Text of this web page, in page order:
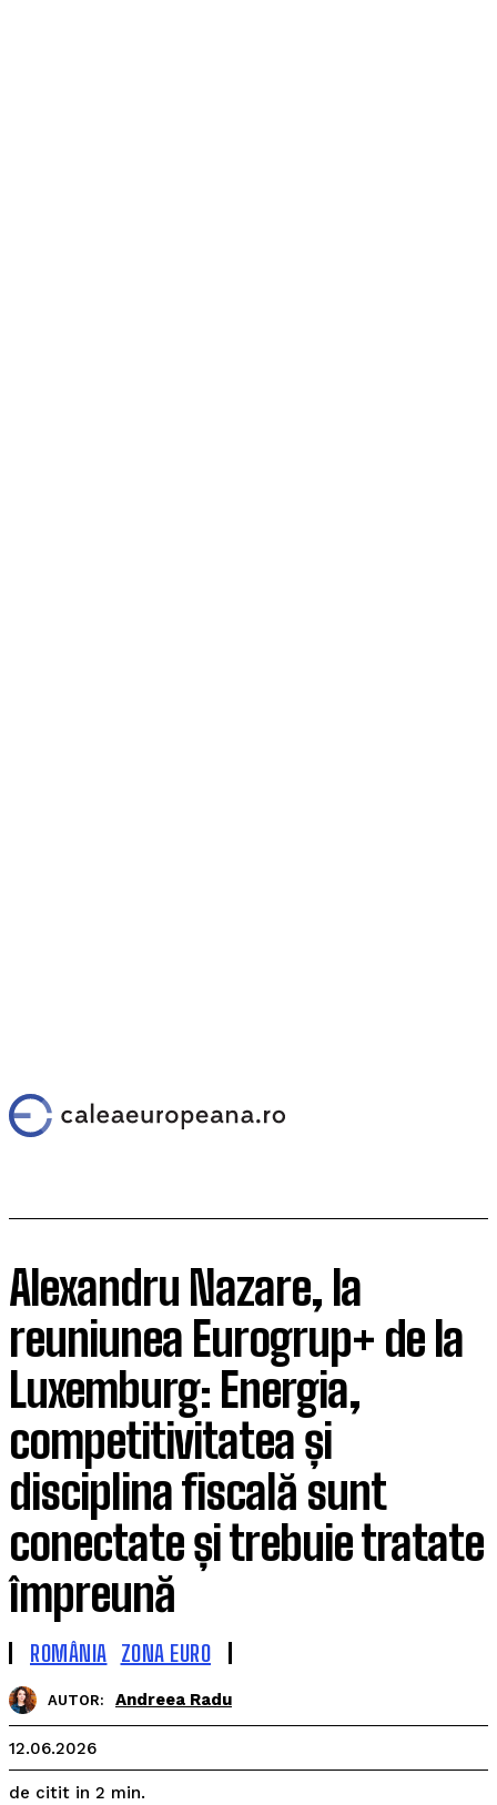
Alexandru Nazare, la
reuniunea Eurogrup+ de la
Luxemburg: Energia,
competitivitatea și
disciplina fiscală sunt
conectate și trebuie tratate
împreună
ROMÂNIA ZONA EURO
AUTOR: Andreea Radu
12.06.2026
de citit in 2 min.